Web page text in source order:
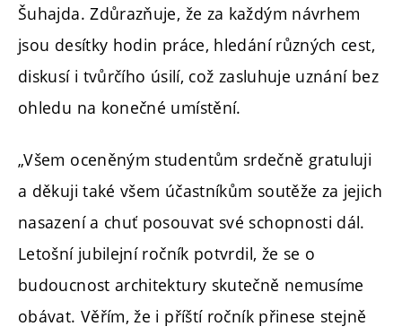
Šuhajda. Zdůrazňuje, že za každým návrhem
jsou desítky hodin práce, hledání různých cest,
diskusí i tvůrčího úsilí, což zasluhuje uznání bez
ohledu na konečné umístění.
„Všem oceněným studentům srdečně gratuluji
a děkuji také všem účastníkům soutěže za jejich
nasazení a chuť posouvat své schopnosti dál.
Letošní jubilejní ročník potvrdil, že se o
budoucnost architektury skutečně nemusíme
obávat. Věřím, že i příští ročník přinese stejně